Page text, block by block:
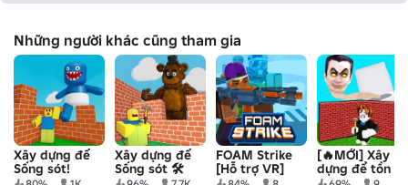
Những người khác cũng tham gia
Xây dựng để
Sống sót!
Xây dựng để
Sống sót 🛠️
FOAM Strike
[Hỗ trợ VR]
[🔥MỚI] Xây
dựng để tồn